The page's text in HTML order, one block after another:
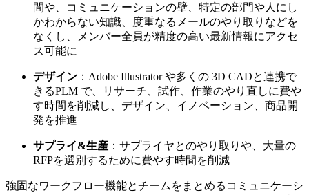
間や、コミュニケーションの壁、特定の部門や人にし
かわからない知識、度重なるメールのやり取りなどを
なくし、メンバー全員が精度の高い最新情報にアクセ
ス可能に
デザイン ：Adobe Illustrator や多くの 3D CADと連携で
きるPLM で、リサーチ、試作、作業のやり直しに費や
す時間を削減し、デザイン、イノベーション、商品開
発を推進
サプライ&生産 ：サプライヤとのやり取りや、大量の
RFPを選別するために費やす時間を削減
強固なワークフロー機能とチームをまとめるコミュニケーシ